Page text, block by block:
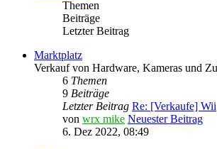
Themen
Beiträge
Letzter Beitrag
Marktplatz
Verkauf von Hardware, Kameras und
6 Themen
9 Beiträge
Letzter Beitrag Re: [Verkaufe] Wii
von wrx mike Neuester Beitrag
6. Dez 2022, 08:49